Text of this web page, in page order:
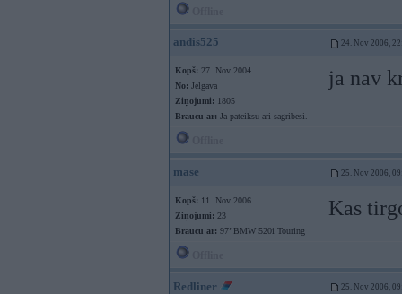
andis525 24. Nov 2006,
Kopš: 27. Nov 2004
No: Jelgava
Ziņojumi: 1805
Braucu ar: Ja pateiksu ari sagribesi.
ja nav
mase 25. Nov 2006,
Kopš: 11. Nov 2006
Ziņojumi: 23
Braucu ar: 97’ BMW 520i Touring
Kas
Redliner 25. Nov 2006,